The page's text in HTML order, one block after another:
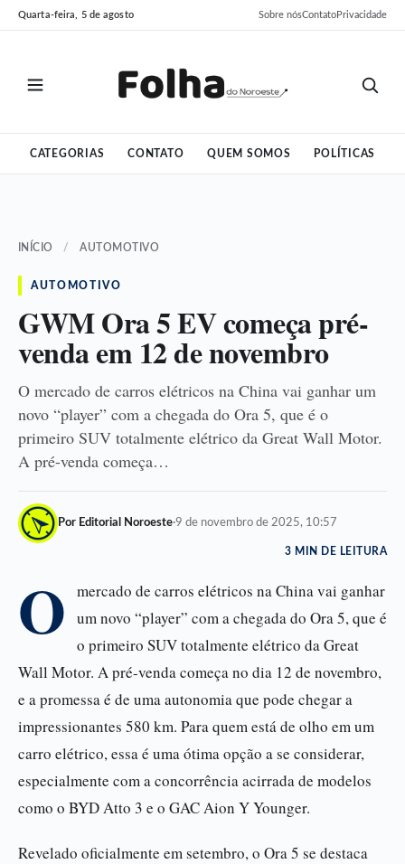
Pular
para
Pular
para
Quarta-feira, 5 de agosto Sobre nósContatoPrivacidade
CATEGORIAS CONTATO QUEM SOMOS POLÍTICAS
INÍCIO / AUTOMOTIVO
AUTOMOTIVO
GWM Ora 5 EV começa pré-
venda em 12 de novembro
O mercado de carros elétricos na China vai ganhar um
novo “player” com a chegada do Ora 5, que é o
primeiro SUV totalmente elétrico da Great Wall Motor.
A pré-venda começa…
Por Editorial Noroeste·9 de novembro de 2025, 10:57
3 MIN DE LEITURA
O
mercado de carros elétricos na China vai ganhar
um novo “player” com a chegada do Ora 5, que é
o primeiro SUV totalmente elétrico da Great
Wall Motor. A pré-venda começa no dia 12 de novembro,
e a promessa é de uma autonomia que pode chegar a
impressionantes 580 km. Para quem está de olho em um
carro elétrico, essa é uma ótima opção a se considerar,
especialmente com a concorrência acirrada de modelos
como o BYD Atto 3 e o GAC Aion Y Younger.
Revelado oficialmente em setembro, o Ora 5 se destaca